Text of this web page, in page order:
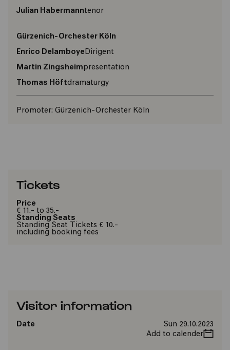
Julian Habermanntenor
Gürzenich-Orchester Köln
Enrico DelamboyeDirigent
Martin Zingsheimpresentation
Thomas Höftdramaturgy
Promoter: Gürzenich-Orchester Köln
Tickets
Price
€ 11.- to 35.-
Standing Seats
Standing Seat Tickets € 10.-
including booking fees
Visitor information
Date
Sun 29.10.2023
Add to calender